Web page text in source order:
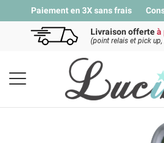
Paiement en 3X sans frais
Livraison offerteà
(point relais et pick